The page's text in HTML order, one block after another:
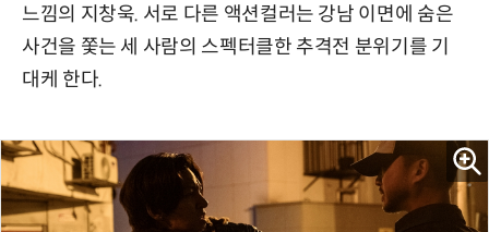
느낌의 지창욱. 서로 다른 액션컬러는 강남 이면에 숨은
사건을 쫓는 세 사람의 스펙터클한 추격전 분위기를 기
대케 한다.